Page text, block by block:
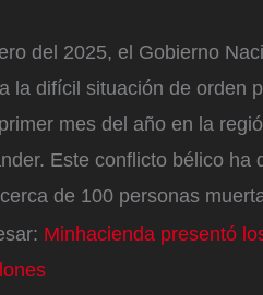
del 2025, el Gobierno
la difícil situación de orden
mes del año en la
Este conflicto bélico ha
de 100 personas
Minhacienda presentó